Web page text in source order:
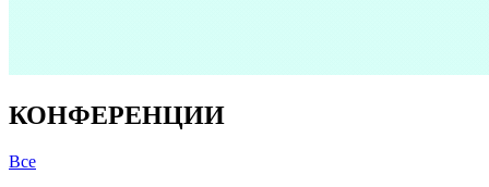
КОНФЕРЕНЦИИ
Все